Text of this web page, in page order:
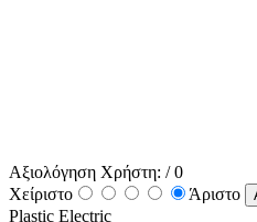
Αξιολόγηση Χρήστη: / 0
Χείριστο
Άριστο
Plastic Electric